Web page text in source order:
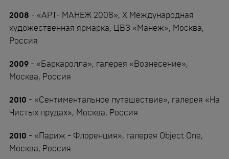
2008 - «АРТ- МАНЕЖ 2008», X Международная
художественная ярмарка, ЦВЗ «Манеж», Москва,
Россия
2009 - «Баркаролла», галерея «Вознесение»,
Москва, Россия
2010 - «Сентиментальное путешествие», галерея «На
Чистых прудах», Москва, Россия
2010 - «Париж - Флоренция», галерея Object One,
Москва, Россия